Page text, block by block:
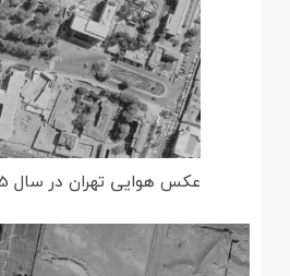
عکس هوایی تهران در سال 1345